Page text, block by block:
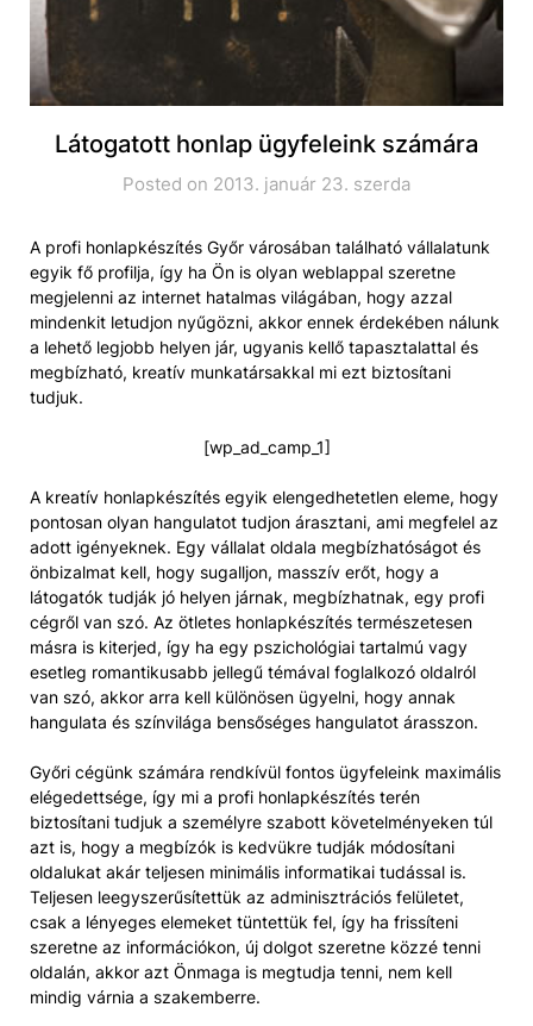
Látogatott honlap ügyfeleink számára
Posted on 2013. január 23. szerda
A profi honlapkészítés Győr városában található vállalatunk
egyik fő profilja, így ha Ön is olyan weblappal szeretne
megjelenni az internet hatalmas világában, hogy azzal
mindenkit letudjon nyűgözni, akkor ennek érdekében nálunk
a lehető legjobb helyen jár, ugyanis kellő tapasztalattal és
megbízható, kreatív munkatársakkal mi ezt biztosítani
tudjuk.
[wp_ad_camp_1]
A kreatív honlapkészítés egyik elengedhetetlen eleme, hogy
pontosan olyan hangulatot tudjon árasztani, ami megfelel az
adott igényeknek. Egy vállalat oldala megbízhatóságot és
önbizalmat kell, hogy sugalljon, masszív erőt, hogy a
látogatók tudják jó helyen járnak, megbízhatnak, egy profi
cégről van szó. Az ötletes honlapkészítés természetesen
másra is kiterjed, így ha egy pszichológiai tartalmú vagy
esetleg romantikusabb jellegű témával foglalkozó oldalról
van szó, akkor arra kell különösen ügyelni, hogy annak
hangulata és színvilága bensőséges hangulatot árasszon.
Győri cégünk számára rendkívül fontos ügyfeleink maximális
elégedettsége, így mi a profi honlapkészítés terén
biztosítani tudjuk a személyre szabott követelményeken túl
azt is, hogy a megbízók is kedvükre tudják módosítani
oldalukat akár teljesen minimális informatikai tudással is.
Teljesen leegyszerűsítettük az adminisztrációs felületet,
csak a lényeges elemeket tüntettük fel, így ha frissíteni
szeretne az információkon, új dolgot szeretne közzé tenni
oldalán, akkor azt Önmaga is megtudja tenni, nem kell
mindig várnia a szakemberre.